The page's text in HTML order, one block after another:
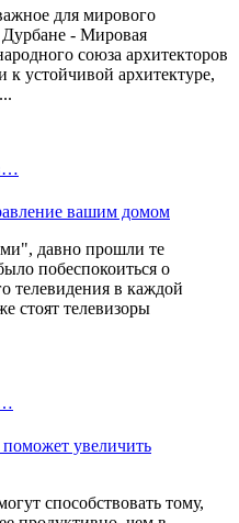
для мирового
Дурбане - Мировая
союза архитекторов
к устойчивой архитектуре,
давно прошли те
побеспокоиться о
телевидения в каждой
стоят телевизоры
способствовать тому,